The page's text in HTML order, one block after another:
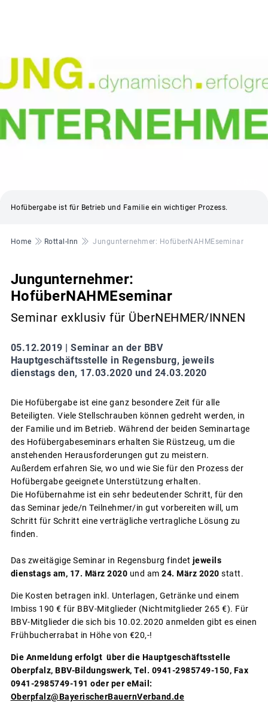
Hofübergabe ist für Betrieb und Familie ein wichtiger Prozess.
Pfadnavigation
Home Rottal-Inn Jungunternehmer: HofüberNAHMEseminar
Jungunternehmer:
HofüberNAHMEseminar
Seminar exklusiv für ÜberNEHMER/INNEN
05.12.2019 | Seminar an der BBV
Hauptgeschäftsstelle in Regensburg, jeweils
dienstags den, 17.03.2020 und 24.03.2020
Die Hofübergabe ist eine ganz besondere Zeit für alle
Beteiligten. Viele Stellschrauben können gedreht werden, in
der Familie und im Betrieb. Während der beiden Seminartage
des Hofübergabeseminars erhalten Sie Rüstzeug, um die
anstehenden Herausforderungen gut zu meistern.
Außerdem erfahren Sie, wo und wie Sie für den Prozess der
Hofübergabe geeignete Unterstützung erhalten.
Die Hofübernahme ist ein sehr bedeutender Schritt, für den
das Seminar jede/n Teilnehmer/in gut vorbereiten will, um
Schritt für Schritt eine verträgliche vertragliche Lösung zu
finden.
Das zweitägige Seminar in Regensburg findet jeweils
dienstags am, 17. März 2020 und am 24. März 2020 statt.
Die Kosten betragen inkl. Unterlagen, Getränke und einem
Imbiss 190 € für BBV-Mitglieder (Nichtmitglieder 265 €). Für
BBV-Mitglieder die sich bis 10.02.2020 anmelden gibt es einen
Frühbucherrabat in Höhe von €20,-!
Die Anmeldung erfolgt über die Hauptgeschäftsstelle
Oberpfalz, BBV-Bildungswerk, Tel. 0941-2985749-150, Fax
0941-2985749-191 oder per eMail:
Oberpfalz@BayerischerBauernVerband.de